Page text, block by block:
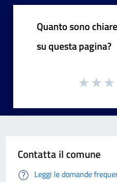
Quanto sono
su questa pagina?
Contatta il comune
Leggi le domande